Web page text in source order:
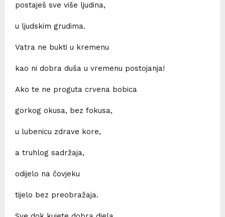
postaješ sve više ljudina,
u ljudskim grudima.
Vatra ne bukti u kremenu
kao ni dobra duša u vremenu postojanja!
Ako te ne proguta crvena bobica
gorkog okusa, bez fokusa,
u lubenicu zdrave kore,
a truhlog sadržaja,
odijelo na čovjeku
tijelo bez preobražaja.